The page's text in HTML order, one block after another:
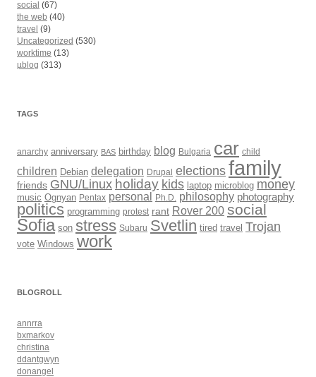
social (67)
the web (40)
travel (9)
Uncategorized (530)
worktime (13)
µblog (313)
TAGS
anarchy anniversary BAS birthday blog Bulgaria car child
children Debian delegation Drupal elections family
friends GNU/Linux holiday kids laptop microblog money
music Ognyan Pentax personal Ph.D. philosophy photography
politics programming protest rant Rover 200 social
Sofia son stress Subaru Svetlin tired travel Trojan
vote Windows work
BLOGROLL
annrra
bxmarkov
christina
ddantgwyn
donangel